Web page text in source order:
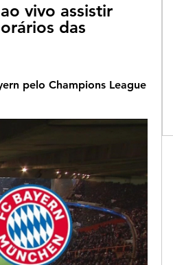
vivo assistir
das
pelo Champions League